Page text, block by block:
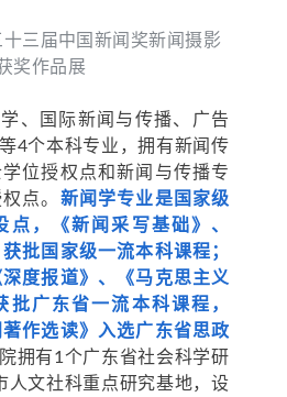
三届中国新闻奖新闻摄影
奖作品展
、国际新闻与传播、广告
4个本科专业，拥有新闻传
位授权点和新闻与传播专
点。 新闻学专业是国家级
点，《新闻采写基础》、
批国家级一流本科课程；
深度报道》、《马克思主义
批广东省一流本科课程，
著作选读》入选广东省思政
拥有1个广东省社会科学研
人文社科重点研究基地，设